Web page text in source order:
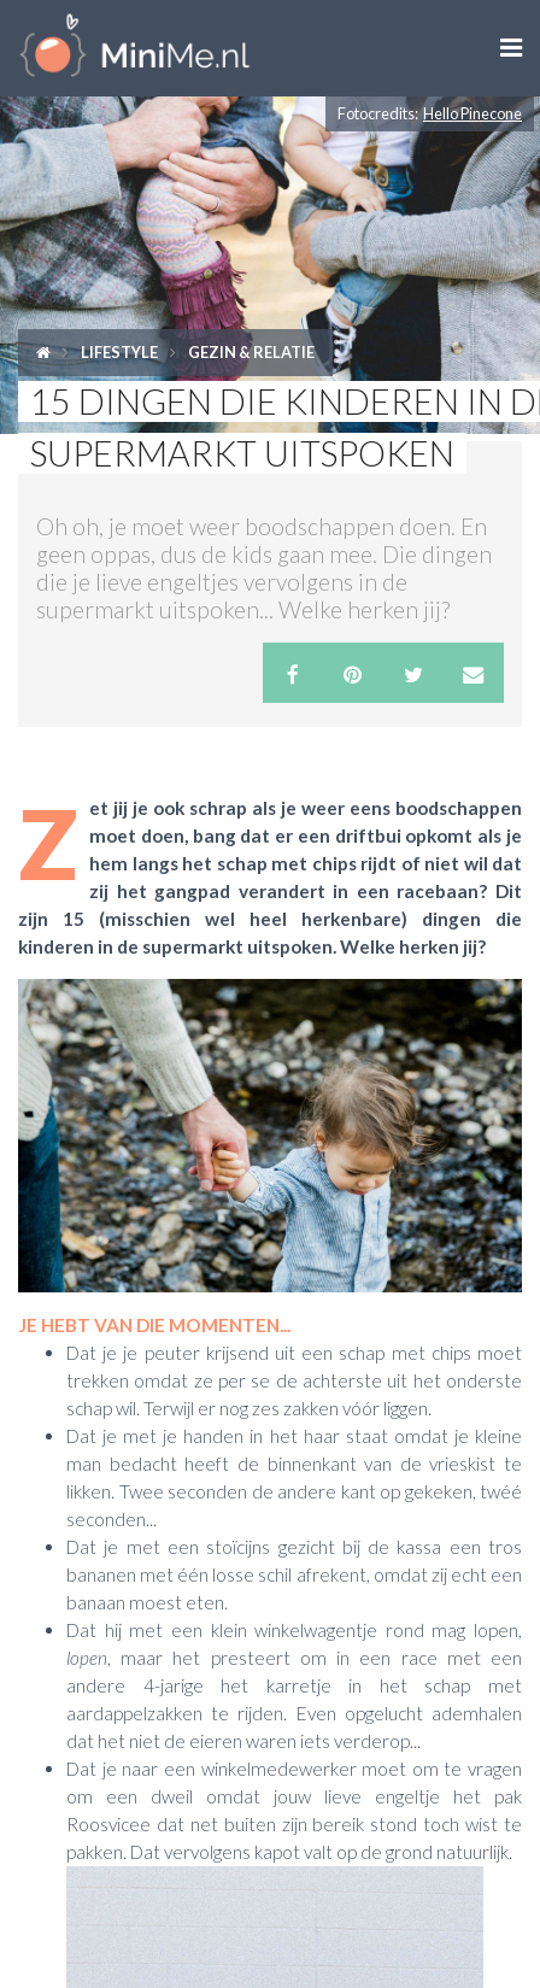

ZWANGER WORDEN
ZWANGER
BABY
PEUTER
KIND
LIFESTYLE
SHOPS
ACTIES & KORTING
Fotocredits:Hello Pinecone
LIFESTYLE GEZIN & RELATIE
15 DINGEN DIE KINDEREN IN
SUPERMARKT UITSPOKEN
Oh oh, je moet weer boodschappen doen. En
geen oppas, dus de kids gaan mee. Die dingen
die je lieve engeltjes vervolgens in de
supermarkt uitspoken... Welke herken jij?
Z
et jij je ook schrap als je weer eens boodschappen
moet doen, bang dat er een driftbui opkomt als je
hem langs het schap met chips rijdt of niet wil dat
zij het gangpad verandert in een racebaan? Dit
zijn 15 (misschien wel heel herkenbare) dingen die
kinderen in de supermarkt uitspoken. Welke herken jij?
JE HEBT VAN DIE MOMENTEN...
Dat je je peuter krijsend uit een schap met chips moet
trekken omdat ze per se de achterste uit het onderste
schap wil. Terwijl er nog zes zakken vóór liggen.
Dat je met je handen in het haar staat omdat je kleine
man bedacht heeft de binnenkant van de vrieskist te
likken. Twee seconden de andere kant op gekeken, twéé
seconden...
Dat je met een stoïcijns gezicht bij de kassa een tros
bananen met één losse schil afrekent, omdat zij echt een
banaan moest eten.
Dat hij met een klein winkelwagentje rond mag lopen,
lopen, maar het presteert om in een race met een
andere 4-jarige het karretje in het schap met
aardappelzakken te rijden. Even opgelucht ademhalen
dat het niet de eieren waren iets verderop...
Dat je naar een winkelmedewerker moet om te vragen
om een dweil omdat jouw lieve engeltje het pak
Roosvicee dat net buiten zijn bereik stond toch wist te
pakken. Dat vervolgens kapot valt op de grond natuurlijk.